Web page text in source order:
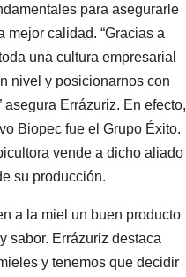
para asegurarle
mejor calidad. “Gracias a
una cultura empresarial
nivel y posicionarnos con
Errázuriz. En efecto,
Biopec fue el Grupo Éxito.
vende a dicho aliado
su producción.
a la miel un buen producto
sabor. Errázuriz destaca
y tenemos que decidir